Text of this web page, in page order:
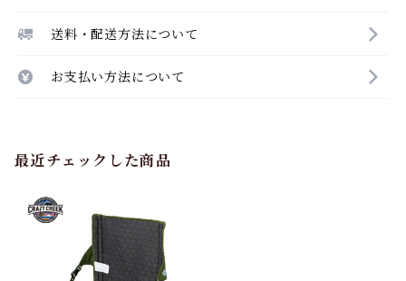
送料・配送方法について
お支払い方法について
最近チェックした商品